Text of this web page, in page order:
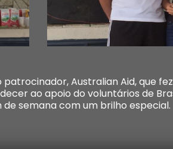
Australian Aid, que
ao apoio do voluntários de
semana com um brilho especial.